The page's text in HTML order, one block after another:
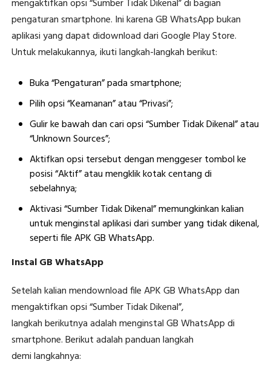
mengaktifkan opsi “Sumber Tidak Dikenal” di bagian
pengaturan smartphone. Ini karena GB WhatsApp bukan
aplikasi yang dapat didownload dari Google Play Store.
Untuk melakukannya, ikuti langkah-langkah berikut:
Buka “Pengaturan” pada smartphone;
Pilih opsi “Keamanan” atau “Privasi”;
Gulir ke bawah dan cari opsi “Sumber Tidak Dikenal” atau
“Unknown Sources”;
Aktifkan opsi tersebut dengan menggeser tombol ke
posisi “Aktif” atau mengklik kotak centang di
sebelahnya;
Aktivasi “Sumber Tidak Dikenal” memungkinkan kalian
untuk menginstal aplikasi dari sumber yang tidak dikenal,
seperti file APK GB WhatsApp.
Instal GB WhatsApp
Setelah kalian mendownload file APK GB WhatsApp dan
mengaktifkan opsi “Sumber Tidak Dikenal”,
langkah berikutnya adalah menginstal GB WhatsApp di
smartphone. Berikut adalah panduan langkah
demi langkahnya: